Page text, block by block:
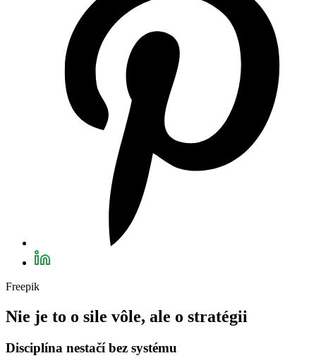
Freepik
Nie je to o sile vôle, ale o stratégii
Disciplína nestačí bez systému